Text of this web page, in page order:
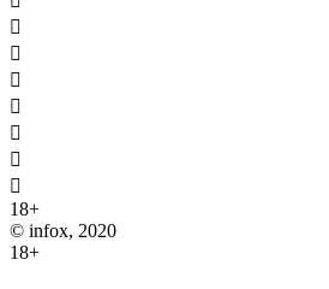







18+
© infox, 2020
18+